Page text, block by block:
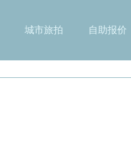
城市旅拍 自助报价